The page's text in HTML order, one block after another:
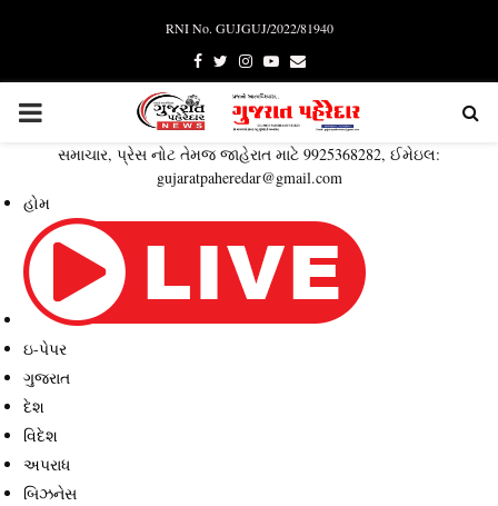
RNI No. GUJGUJ/2022/81940
Facebook
TwitterInstagram
YoutubeEmail
PRIMARY
MENU
સમાચાર, પ્રેસ નોટ તેમજ જાહેરાત માટે 9925368282, ઈમેઇલ:
gujaratpaheredar@gmail.com
હોમ
ઇ-પેપર
ગુજરાત
દેશ
વિદેશ
અપરાધ
બિઝનેસ